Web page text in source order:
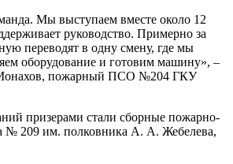
Мы выступаем вместе около 12
руководство. Примерно за
переводят в одну смену, где мы
оборудование и готовим машину», –
Монахов, пожарный ПСО №204 ГКУ
призерами стали сборные пожарно-
№ 209 им. полковника А. А. Жебелева,